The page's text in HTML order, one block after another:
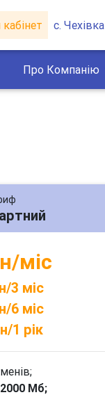
с. Чехівка
Про Компанію
міс
3 міс
6 міс
1 рік
2000 Мб;